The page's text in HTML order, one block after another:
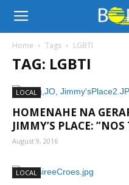
Bon
Aruba
Home Tags LGBTI
TAG: LGBTI
LOCAL
HOMENAHE NA
JIMMY’S PLACE:
August 9, 2016
LOCAL